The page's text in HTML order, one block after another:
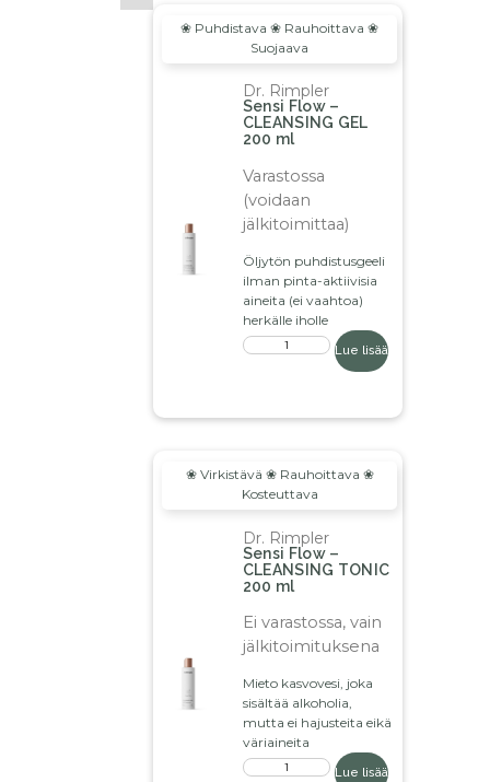
❀ Puhdistava ❀ Rauhoittava ❀
Suojaava
Dr. Rimpler
Sensi Flow –
CLEANSING GEL
200 ml
Varastossa
(voidaan
jälkitoimittaa)
Öljytön puhdistusgeeli
ilman pinta-aktiivisia
aineita (ei vaahtoa)
herkälle iholle
Lue lisää
❀ Virkistävä ❀ Rauhoittava ❀
Kosteuttava
Dr. Rimpler
Sensi Flow –
CLEANSING TONIC
200 ml
Ei varastossa, vain
jälkitoimituksena
Mieto kasvovesi, joka
sisältää alkoholia,
mutta ei hajusteita eikä
väriaineita
Lue lisää